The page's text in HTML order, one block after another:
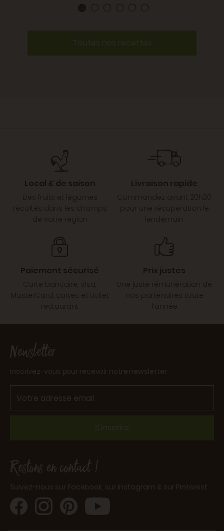
Toutes nos recettes
Local & de saison
Des fruits et légumes
récoltés dans les champs
de votre région
Livraison rapide
Commandez avant 20h30
pour une récupération le
lendemain
Paiement sécurisé
Carte bancaire, Visa,
MasterCard, cartes et ticket
restaurant
Prix justes
Une juste rémunération de
nos partenaires toute
l’année
Newsletter
Inscrivez-vous pour recevoir notre newsletter
S'inscrire
Restons en contact !
Suivez-nous sur Facebook, sur Instagram & sur Pinterest.